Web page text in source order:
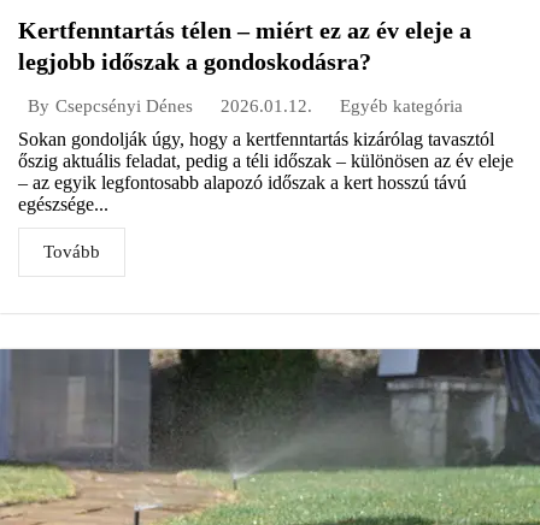
Kertfenntartás télen – miért ez az év eleje a
legjobb időszak a gondoskodásra?
By Csepcsényi Dénes 2026.01.12. Egyéb kategória
Sokan gondolják úgy, hogy a kertfenntartás kizárólag tavasztól
őszig aktuális feladat, pedig a téli időszak – különösen az év eleje
– az egyik legfontosabb alapozó időszak a kert hosszú távú
egészsége...
Tovább